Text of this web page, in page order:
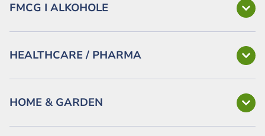
FMCG I ALKOHOLE
HEALTHCARE / PHARMA
HOME & GARDEN